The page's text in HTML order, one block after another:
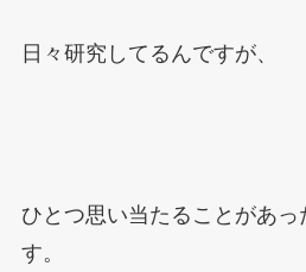
日々研究してるんですが、
ひとつ思い当たることがあっ
す。